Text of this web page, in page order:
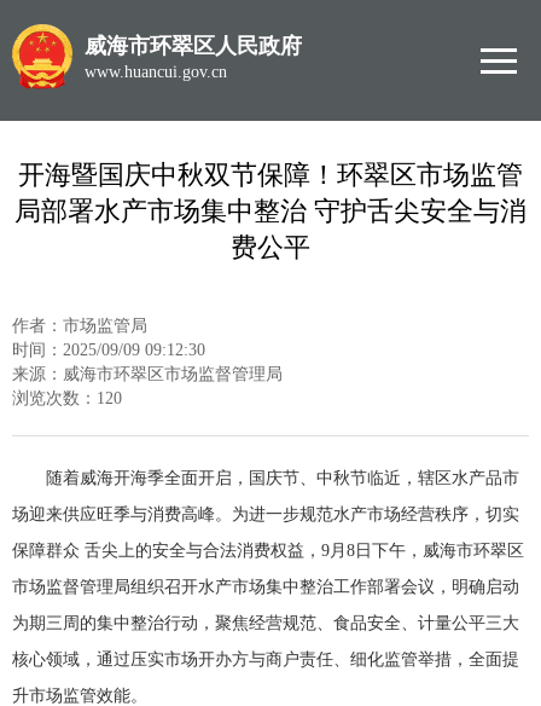
威海市环翠区人民政府
www.huancui.gov.cn
开海暨国庆中秋双节保障！环翠区市场监管
局部署水产市场集中整治 守护舌尖安全与消
费公平
作者：市场监管局
时间：2025/09/09 09:12:30
来源：威海市环翠区市场监督管理局
浏览次数： 120
随着威海开海季全面开启，国庆节、中秋节临近，辖区水产品市
场迎来供应旺季与消费高峰。为进一步规范水产市场经营秩序，切实
保障群众 舌尖上的安全与合法消费权益，9月8日下午，威海市环翠区
市场监督管理局组织召开水产市场集中整治工作部署会议，明确启动
为期三周的集中整治行动，聚焦经营规范、食品安全、计量公平三大
核心领域，通过压实市场开办方与商户责任、细化监管举措，全面提
升市场监管效能。